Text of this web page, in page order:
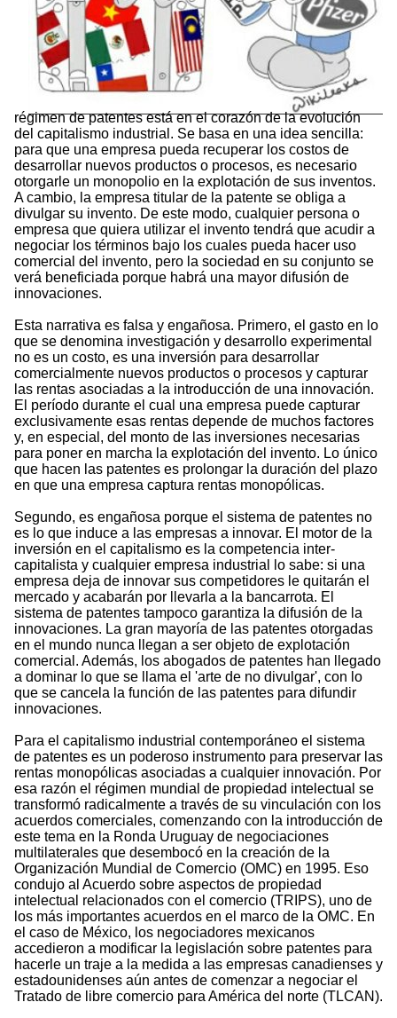
régimen de patentes está en el corazón de la evolución
del capitalismo industrial. Se basa en una idea sencilla:
para que una empresa pueda recuperar los costos de
desarrollar nuevos productos o procesos, es necesario
otorgarle un monopolio en la explotación de sus inventos.
A cambio, la empresa titular de la patente se obliga a
divulgar su invento. De este modo, cualquier persona o
empresa que quiera utilizar el invento tendrá que acudir a
negociar los términos bajo los cuales pueda hacer uso
comercial del invento, pero la sociedad en su conjunto se
verá beneficiada porque habrá una mayor difusión de
innovaciones.
Esta narrativa es falsa y engañosa. Primero, el gasto en lo
que se denomina investigación y desarrollo experimental
no es un costo, es una inversión para desarrollar
comercialmente nuevos productos o procesos y capturar
las rentas asociadas a la introducción de una innovación.
El período durante el cual una empresa puede capturar
exclusivamente esas rentas depende de muchos factores
y, en especial, del monto de las inversiones necesarias
para poner en marcha la explotación del invento. Lo único
que hacen las patentes es prolongar la duración del plazo
en que una empresa captura rentas monopólicas.
Segundo, es engañosa porque el sistema de patentes no
es lo que induce a las empresas a innovar. El motor de la
inversión en el capitalismo es la competencia inter-
capitalista y cualquier empresa industrial lo sabe: si una
empresa deja de innovar sus competidores le quitarán el
mercado y acabarán por llevarla a la bancarrota. El
sistema de patentes tampoco garantiza la difusión de la
innovaciones. La gran mayoría de las patentes otorgadas
en el mundo nunca llegan a ser objeto de explotación
comercial. Además, los abogados de patentes han llegado
a dominar lo que se llama el 'arte de no divulgar', con lo
que se cancela la función de las patentes para difundir
innovaciones.
Para el capitalismo industrial contemporáneo el sistema
de patentes es un poderoso instrumento para preservar las
rentas monopólicas asociadas a cualquier innovación. Por
esa razón el régimen mundial de propiedad intelectual se
transformó radicalmente a través de su vinculación con los
acuerdos comerciales, comenzando con la introducción de
este tema en la Ronda Uruguay de negociaciones
multilaterales que desembocó en la creación de la
Organización Mundial de Comercio (OMC) en 1995. Eso
condujo al Acuerdo sobre aspectos de propiedad
intelectual relacionados con el comercio (TRIPS), uno de
los más importantes acuerdos en el marco de la OMC. En
el caso de México, los negociadores mexicanos
accedieron a modificar la legislación sobre patentes para
hacerle un traje a la medida a las empresas canadienses y
estadounidenses aún antes de comenzar a negociar el
Tratado de libre comercio para América del norte (TLCAN).